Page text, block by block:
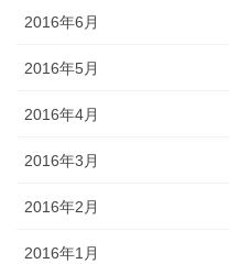
2016年6月
2016年5月
2016年4月
2016年3月
2016年2月
2016年1月